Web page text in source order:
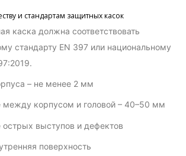
и стандартам защитных касок
каска должна соответствовать
стандарту EN 397 или национальному
– не менее 2 мм
между корпусом и головой – 40–50 мм
острых выступов и дефектов
поверхность